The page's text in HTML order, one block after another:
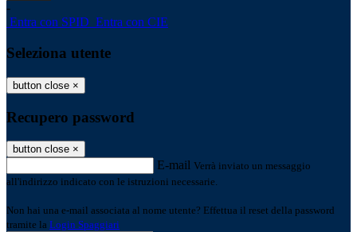
-
Entra con SPID Entra con CIE
Seleziona utente
button close ×
Recupero password
button close ×
E-mail Verrà inviato un messaggio
all'indirizzo indicato con le istruzioni necessarie.
Non hai una e-mail associata al nome utente? Effettua il reset della password
tramite la Login Spaggiari